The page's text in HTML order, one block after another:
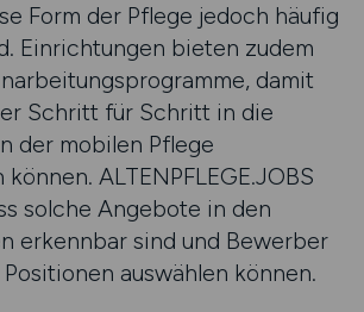
Form der Pflege jedoch häufig
Einrichtungen bieten zudem
damit
Schritt für Schritt in die
der mobilen Pflege
ALTENPFLEGE.JOBS
solche Angebote in den
erkennbar sind und Bewerber
auswählen können.